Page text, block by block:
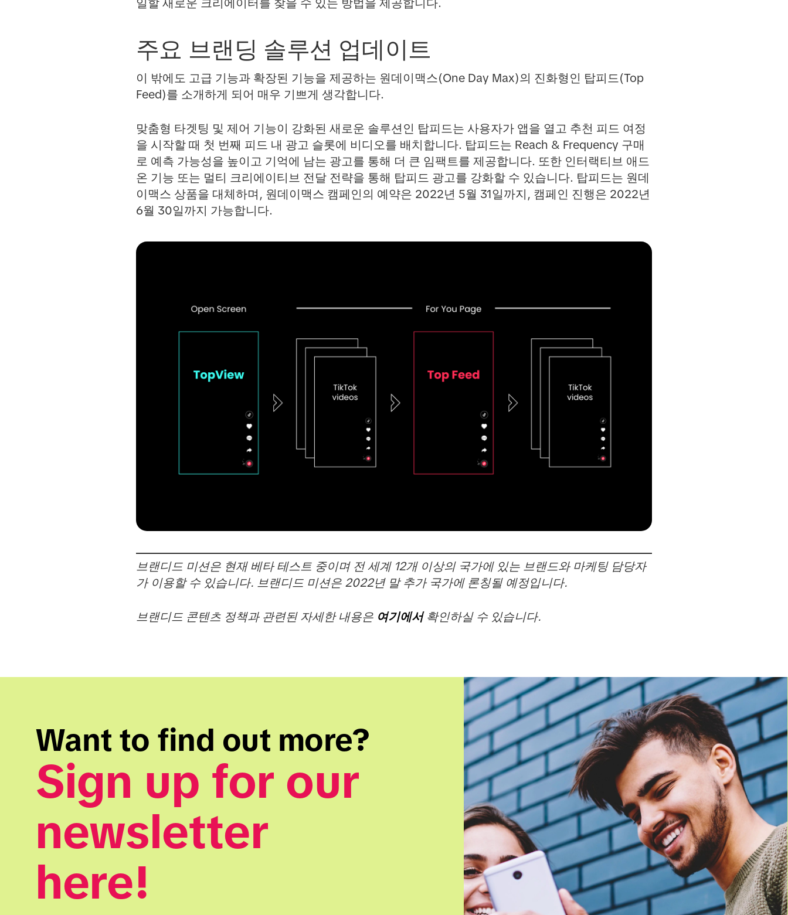
일할 새로운 크리에이터를 찾을 수 있는 방법을 제공합니다.
주요 브랜딩 솔루션 업데이트
이 밖에도 고급 기능과 확장된 기능을 제공하는 원데이맥스(One Day Max)의 진화형인 탑피드(Top
Feed)를 소개하게 되어 매우 기쁘게 생각합니다.
맞춤형 타겟팅 및 제어 기능이 강화된 새로운 솔루션인 탑피드는 사용자가 앱을 열고 추천 피드 여정
을 시작할 때 첫 번째 피드 내 광고 슬롯에 비디오를 배치합니다. 탑피드는 Reach & Frequency 구매
로 예측 가능성을 높이고 기억에 남는 광고를 통해 더 큰 임팩트를 제공합니다. 또한 인터랙티브 애드
온 기능 또는 멀티 크리에이티브 전달 전략을 통해 탑피드 광고를 강화할 수 있습니다. 탑피드는 원데
이맥스 상품을 대체하며, 원데이맥스 캠페인의 예약은 2022년 5월 31일까지, 캠페인 진행은 2022년
6월 30일까지 가능합니다.
브랜디드 미션은 현재 베타 테스트 중이며 전 세계 12개 이상의 국가에 있는 브랜드와 마케팅 담당자
가 이용할 수 있습니다. 브랜디드 미션은 2022년 말 추가 국가에 론칭될 예정입니다.
브랜디드 콘텐츠 정책과 관련된 자세한 내용은 여기에서확인하실 수 있습니다.
Want to find out more?
Sign up for our
newsletter
here!